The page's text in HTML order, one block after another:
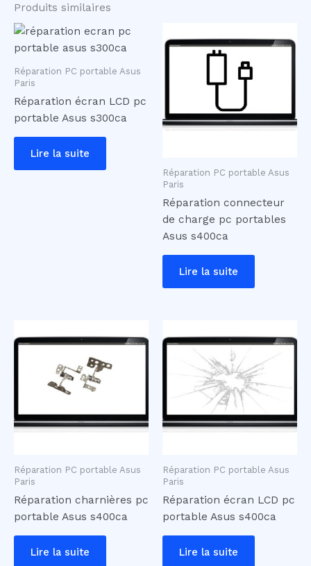
Produits similaires
Réparation PC portable Asus
Paris
Réparation écran LCD pc
portable Asus s300ca
Lire la suite
Réparation PC portable Asus
Paris
Réparation connecteur
de charge pc portables
Asus s400ca
Lire la suite
Réparation PC portable Asus
Paris
Réparation charnières pc
portable Asus s400ca
Lire la suite
Réparation PC portable Asus
Paris
Réparation écran LCD pc
portable Asus s400ca
Lire la suite